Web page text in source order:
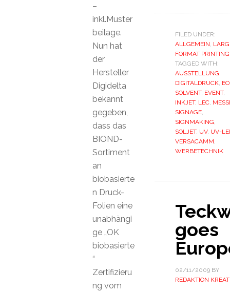
FILED UNDER:
ALLGEMEIN,
FORMAT PRINTING
TAGGED WITH:
AUSSTELLUNG,
DIGITALDRUCK,
SOLVENT, EVENT,
INKJET, LEC,
SIGNAGE,
SIGNMAKING,
SOLJET, UV, UV-
VERSACAMM,
WERBETECHNIK
goes
02/11/2009BY
REDAKTION
–
inkl.Muster
beilage.
Nun hat
der
Hersteller
Digidelta
bekannt
gegeben,
dass das
BIOND-
Sortiment
an
biobasierte
n Druck-
Folien eine
unabhängi
ge „OK
biobasierte
“
Zertifizieru
ng vom